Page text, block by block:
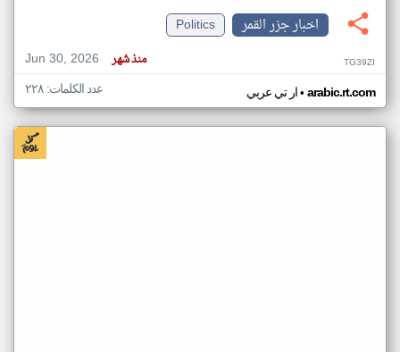
اخبار جزر القمر
Politics
Jun 30, 2026
منذ شهر TG39ZI
ار تي عربي• arabic.rt.com عدد الكلمات: ٢٢٨